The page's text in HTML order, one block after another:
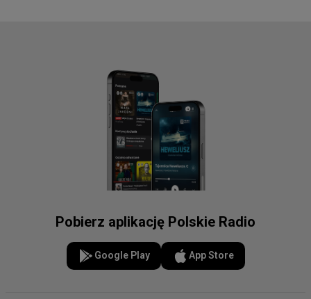
Pobierz aplikację Polskie Radio
Google Play App Store